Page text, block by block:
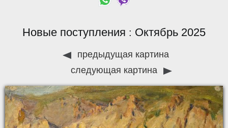
Новые поступления : Октябрь 2025
предыдущая картина
следующая картина